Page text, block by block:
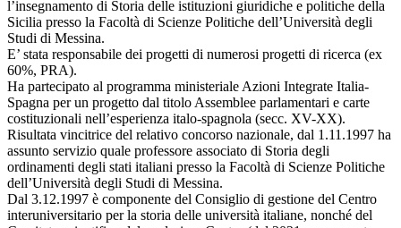
l’insegnamento di Storia delle istituzioni giuridiche e politiche della
Sicilia presso la Facoltà di Scienze Politiche dell’Università degli
Studi di Messina.
E’ stata responsabile dei progetti di numerosi progetti di ricerca (ex
60%, PRA).
Ha partecipato al programma ministeriale Azioni Integrate Italia-
Spagna per un progetto dal titolo Assemblee parlamentari e carte
costituzionali nell’esperienza italo-spagnola (secc. XV-XX).
Risultata vincitrice del relativo concorso nazionale, dal 1.11.1997 ha
assunto servizio quale professore associato di Storia degli
ordinamenti degli stati italiani presso la Facoltà di Scienze Politiche
dell’Università degli Studi di Messina.
Dal 3.12.1997 è componente del Consiglio di gestione del Centro
interuniversitario per la storia delle università italiane, nonché del